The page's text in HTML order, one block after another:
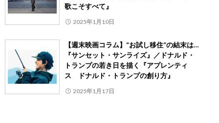
歌こそすべて』
2025年1月10日
【週末映画コラム】“お試し移住”の結末は…
『サンセット・サンライズ』／ドナルド・
トランプの若き日を描く『アプレンティ
ス ドナルド・トランプの創り方』
2025年1月17日